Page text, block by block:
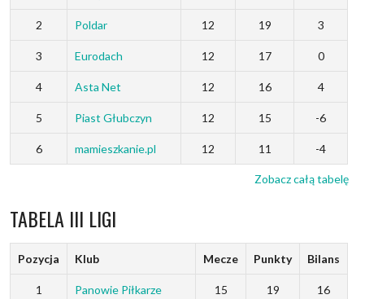
2 Poldar 12 19 3
3 Eurodach 12 17 0
4 Asta Net 12 16 4
5 Piast Głubczyn 12 15 -6
6 mamieszkanie.pl 12 11 -4
Zobacz całą tabelę
TABELA III LIGI
Pozycja Klub Mecze Punkty Bilans
1 Panowie Piłkarze 15 19 16